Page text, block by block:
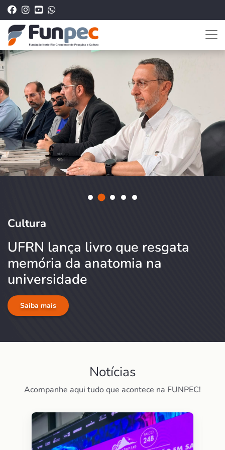
Cultura
UFRN lança livro que resgata
memória da anatomia na
universidade
Saiba mais
Notícias
Acompanhe aqui tudo que acontece na FUNPEC!